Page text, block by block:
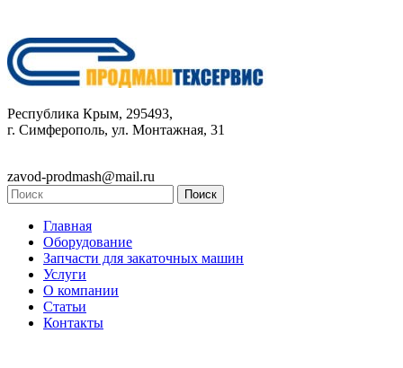
Республика Крым, 295493,
г. Симферополь, ул. Монтажная, 31
zavod-prodmash@mail.ru
Главная
Оборудование
Запчасти для закаточных машин
Услуги
О компании
Статьи
Контакты